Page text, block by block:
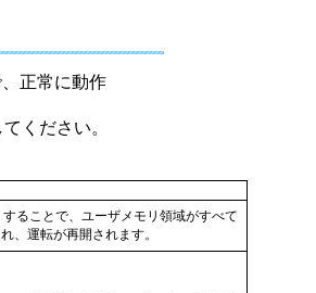
正常に動作
ください。
することで、ユーザメモリ領域がすべて
、運転が再開されます。